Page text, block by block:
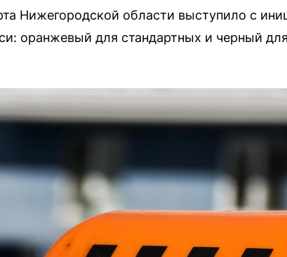
Нижегородской области выступило с
оранжевый для стандартных и черный